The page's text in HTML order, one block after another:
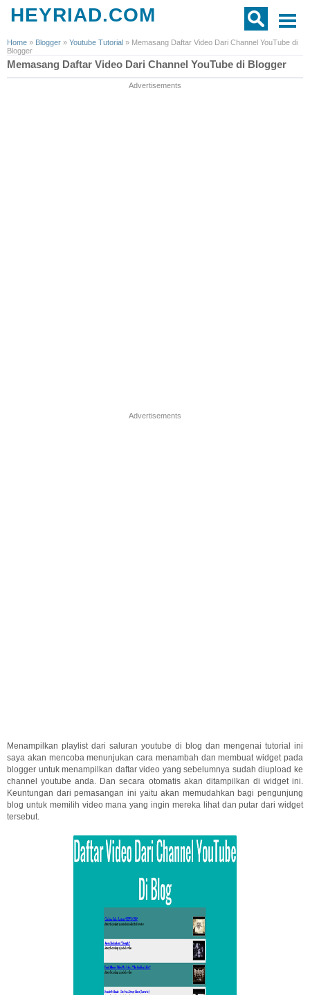
HEYRIAD.COM
Home » Blogger » Youtube Tutorial » Memasang Daftar Video Dari Channel YouTube di
Blogger
Memasang Daftar Video Dari Channel YouTube di Blogger
Advertisements
Advertisements
Menampilkan playlist dari saluran youtube di blog dan mengenai tutorial ini
saya akan mencoba menunjukan cara menambah dan membuat widget pada
blogger untuk menampilkan daftar video yang sebelumnya sudah diupload ke
channel youtube anda. Dan secara otomatis akan ditampilkan di widget ini.
Keuntungan dari pemasangan ini yaitu akan memudahkan bagi pengunjung
blog untuk memilih video mana yang ingin mereka lihat dan putar dari widget
tersebut.